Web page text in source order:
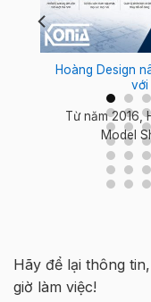
Hoàng Design
với
Từ năm 2016,
Model
Hãy để lại thông
giờ làm việc!